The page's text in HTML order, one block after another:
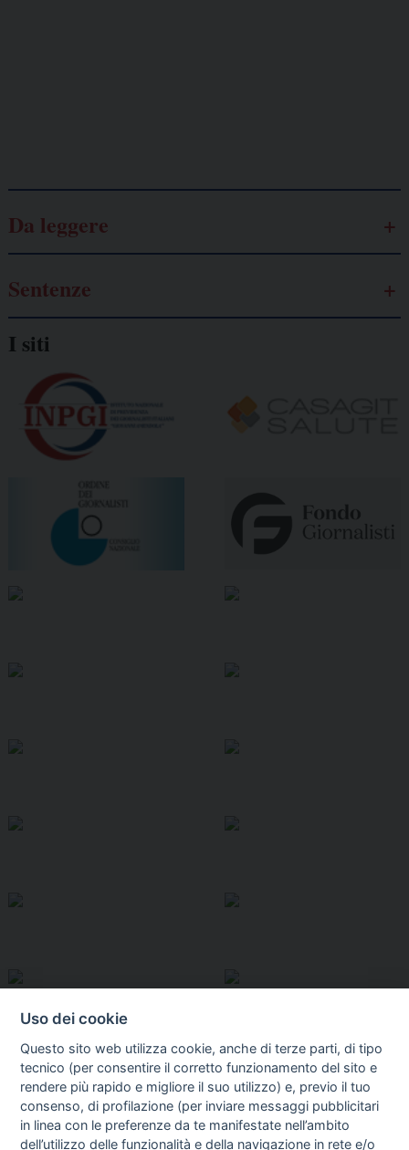
Da leggere
Sentenze
I siti
Uso dei cookie
Questo sito web utilizza cookie, anche di terze parti, di tipo
tecnico (per consentire il corretto funzionamento del sito e
rendere più rapido e migliore il suo utilizzo) e, previo il tuo
consenso, di profilazione (per inviare messaggi pubblicitari
in linea con le preferenze da te manifestate nell’ambito
dell’utilizzo delle funzionalità e della navigazione in rete e/o